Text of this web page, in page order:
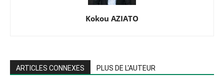
Kokou AZIATO
ARTICLES CONNEXES PLUS DE L'AUTEUR